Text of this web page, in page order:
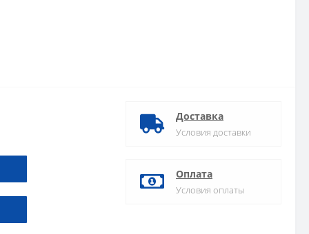
Доставка
Условия доставки
Оплата
Условия оплаты